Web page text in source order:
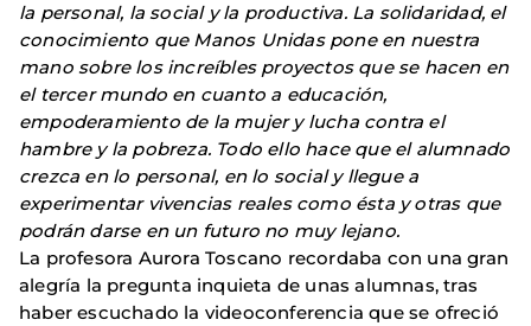
la personal, la social y la productiva. La solidaridad, el
conocimiento que Manos Unidas pone en nuestra
mano sobre los increíbles proyectos que se hacen en
el tercer mundo en cuanto a educación,
empoderamiento de la mujer y lucha contra el
hambre y la pobreza. Todo ello hace que el alumnado
crezca en lo personal, en lo social y llegue a
experimentar vivencias reales como ésta y otras que
podrán darse en un futuro no muy lejano.
La profesora Aurora Toscano recordaba con una gran
alegría la pregunta inquieta de unas alumnas, tras
haber escuchado la videoconferencia que se ofreció